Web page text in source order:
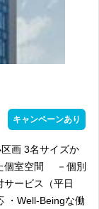
キャンペーンあり
画 3名サイズか
個室空間 －個別
サービス（平日
・Well-Beingな働